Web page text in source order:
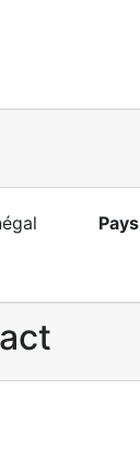
Pays